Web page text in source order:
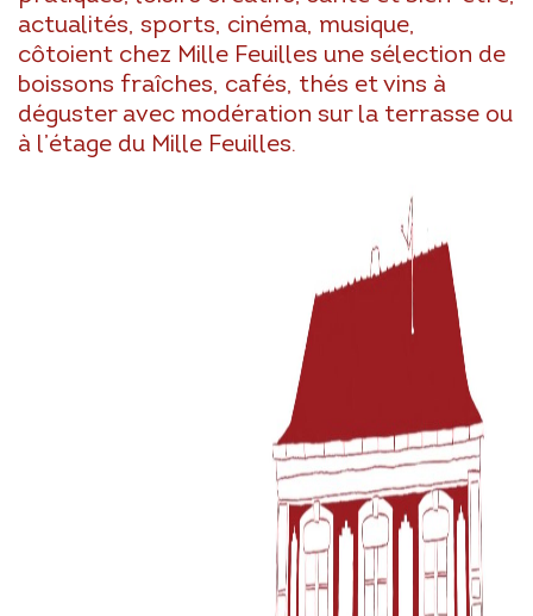
actualités, sports, cinéma, musique,
côtoient chez Mille Feuilles une sélection de
boissons fraîches, cafés, thés et vins à
déguster avec modération sur la terrasse ou
à l’étage du Mille Feuilles.